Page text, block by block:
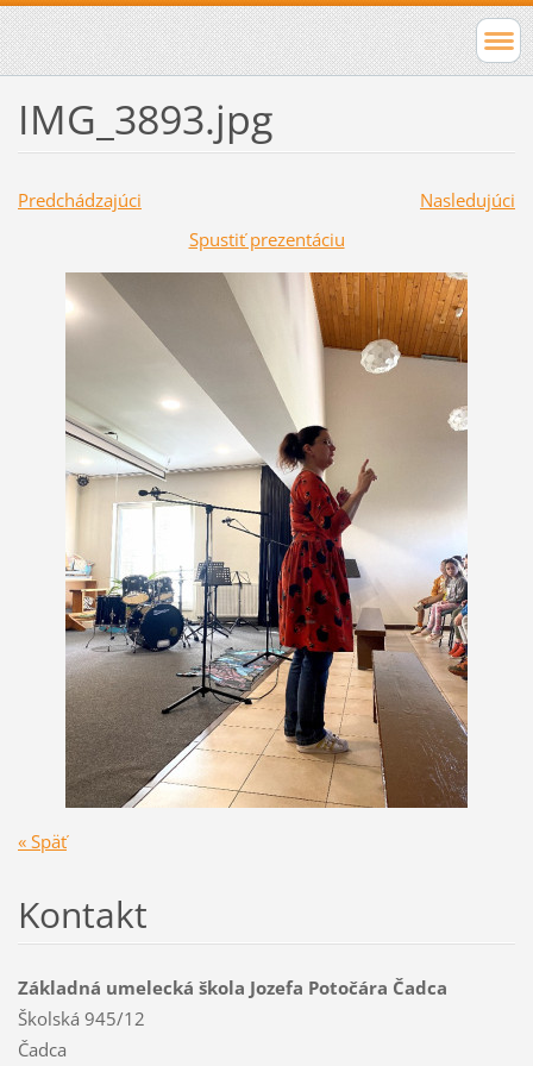
IMG_3893.jpg
Predchádzajúci
Nasledujúci
Spustiť prezentáciu
« Späť
Kontakt
Základná umelecká škola Jozefa Potočára Čadca
Školská 945/12
Čadca